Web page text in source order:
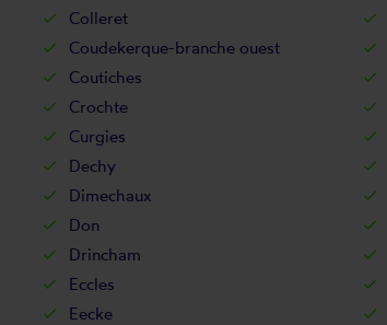
Colleret
Coudekerque-branche ouest
Coutiches
Crochte
Curgies
Dechy
Dimechaux
Don
Drincham
Eccles
Eecke